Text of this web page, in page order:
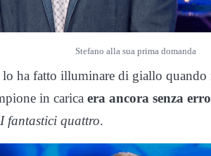
Stefano alla sua prima domanda
ha fatto illuminare di giallo quando
in carica era ancora senza
I fantastici quattro.